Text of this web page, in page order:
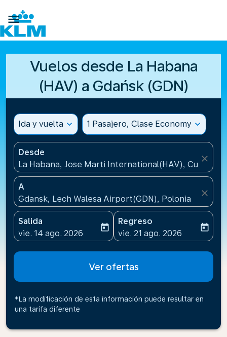

Vuelos desde La Habana
(HAV) a Gdańsk (GDN)
Ida y vuelta expand_more 1 Pasajero, Clase Economy expand_more
Desde
La Habana, Jose Marti International(HAV), Cuba
close
A
Gdansk, Lech Walesa Airport(GDN), Polonia
close
Salida
fc-booking-departure-date-aria-label
vie. 14 ago. 2026
today
Regreso
fc-booking-return-date-
vie. 21 ago. 2026
today
Ver ofertas
*La modificación de esta información puede resultar en
una tarifa diferente